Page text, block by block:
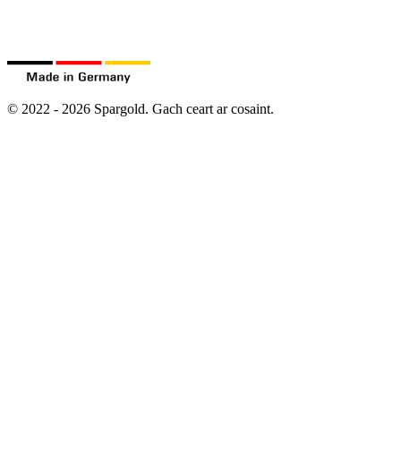
© 2022 - 2026 Spargold. Gach ceart ar cosaint.